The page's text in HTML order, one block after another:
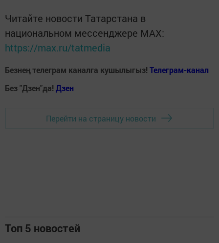
Читайте новости Татарстана в
национальном мессенджере MАХ:
https://max.ru/tatmedia
Безнең телеграм каналга кушылыгыз! Телеграм-канал
Без "Дзен"да! Дзен
Перейти на страницу новости
Топ 5 новостей